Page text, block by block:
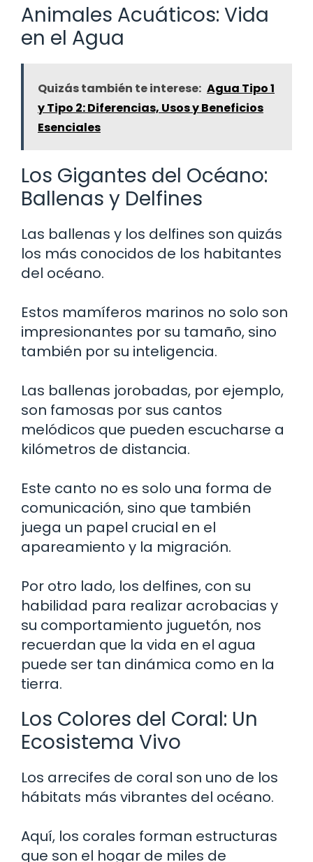
Animales Acuáticos: Vida
en el Agua
Quizás también te interese: Agua Tipo 1
y Tipo 2: Diferencias, Usos y Beneficios
Esenciales
Los Gigantes del Océano:
Ballenas y Delfines
Las ballenas y los delfines son quizás
los más conocidos de los habitantes
del océano.
Estos mamíferos marinos no solo son
impresionantes por su tamaño, sino
también por su inteligencia.
Las ballenas jorobadas, por ejemplo,
son famosas por sus cantos
melódicos que pueden escucharse a
kilómetros de distancia.
Este canto no es solo una forma de
comunicación, sino que también
juega un papel crucial en el
apareamiento y la migración.
Por otro lado, los delfines, con su
habilidad para realizar acrobacias y
su comportamiento juguetón, nos
recuerdan que la vida en el agua
puede ser tan dinámica como en la
tierra.
Los Colores del Coral: Un
Ecosistema Vivo
Los arrecifes de coral son uno de los
hábitats más vibrantes del océano.
Aquí, los corales forman estructuras
que son el hogar de miles de